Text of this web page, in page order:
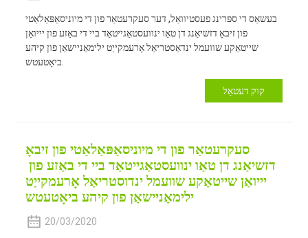
בעשאַס די ספּרינג פעסטיוואַל, דער סעקרעטאַר פון די מיוניסאַפּאַלאַטי
פון זיבאָ דזשיאַנג דן טאַו ינוועסטאַגייטאַד ביי די באַזע פון ​​יייואַן
שייטאַקע שוועמל ינדאַסטריאַל אָרעמקייַט ילימאַניישאַן פון קיהע
ביאָטעטש.
קוק דעטאַל
סעקרעטאַר פון די מיוניסאַפּאַלאַטי פון זיבאָ
דזשיאַנג דן טאַו ינוועסטאַגייטאַד ביי די באַזע פון ​​
יייואַן שייטאַקע שוועמל ינדוסטריאַל אָרעמקייַט
ילימאַניישאַן פון קיהע ביאָטעטש
20/03/2020